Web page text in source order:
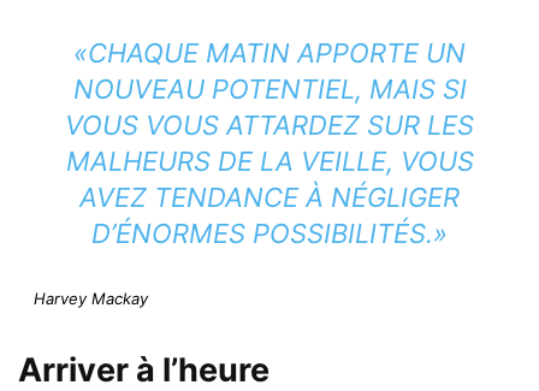
«CHAQUE MATIN APPORTE UN
NOUVEAU POTENTIEL, MAIS SI
VOUS VOUS ATTARDEZ SUR LES
MALHEURS DE LA VEILLE, VOUS
AVEZ TENDANCE À NÉGLIGER
D’ÉNORMES POSSIBILITÉS.»
Harvey Mackay
Arriver à l’heure